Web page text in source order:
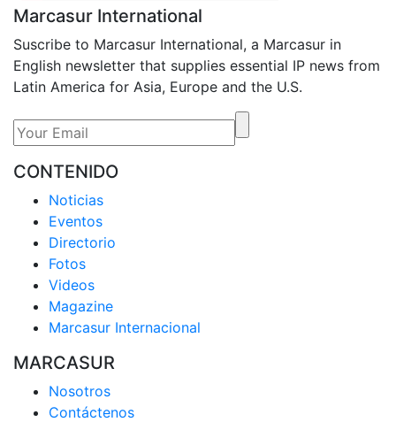
Marcasur International
Suscribe to Marcasur International, a Marcasur in
English newsletter that supplies essential IP news from
Latin America for Asia, Europe and the U.S.
CONTENIDO
Noticias
Eventos
Directorio
Fotos
Videos
Magazine
Marcasur Internacional
MARCASUR
Nosotros
Contáctenos